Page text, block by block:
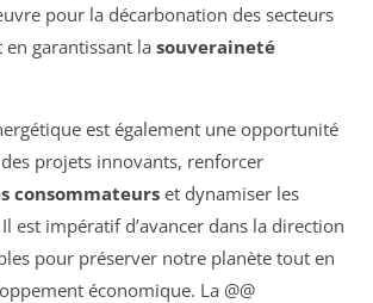
pour la décarbonation des secteurs
garantissant la souveraineté
est également une opportunité
projets innovants, renforcer
consommateurs et dynamiser les
est impératif d’avancer dans la direction
pour préserver notre planète tout en
économique. La @@